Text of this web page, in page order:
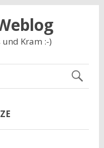
und Kram :-)